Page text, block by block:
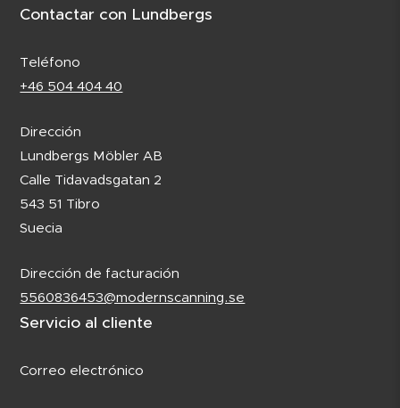
Contactar con Lundbergs
Teléfono
+46 504 404 40
Dirección
Lundbergs Möbler AB
Calle Tidavadsgatan 2
543 51 Tibro
Suecia
Dirección de facturación
5560836453@modernscanning.se
Servicio al cliente
Correo electrónico